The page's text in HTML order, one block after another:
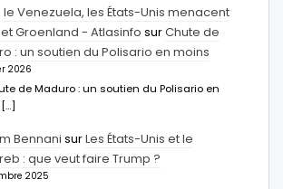
le Venezuela, les États-Unis menacent
Groenland - Atlasinfo surChute de
: un soutien du Polisario en moins
2026
de Maduro : un soutien du Polisario en
Bennani surLes États-Unis et le
: que veut faire Trump ?
2025